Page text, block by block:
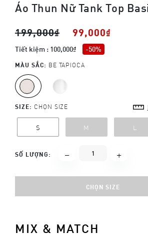
Áo Thun Nữ Tank Top
199,000₫ 99,000₫
Tiết kiệm : 100,000₫ -50%
MÀU SẮC: BE TAPIOCA
SIZE: CHỌN SIZE
S M L
SỐ LƯỢNG:
CHỌN SIZE
MIX & MATCH